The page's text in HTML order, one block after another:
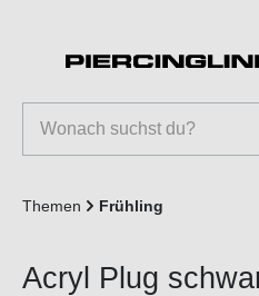
Themen Frühling
Acryl Plug